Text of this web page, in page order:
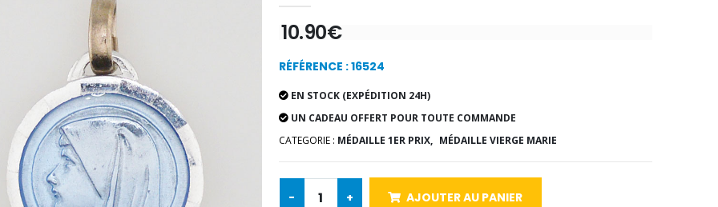
10.90€
RÉFÉRENCE : 16524
EN STOCK (EXPÉDITION 24H)
UN CADEAU OFFERT POUR TOUTE COMMANDE
CATEGORIE : MÉDAILLE 1ER PRIX, MÉDAILLE VIERGE MARIE
- + AJOUTER AU PANIER